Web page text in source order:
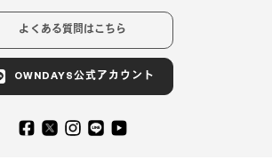
よくある質問はこちら
OWNDAYS公式アカウント